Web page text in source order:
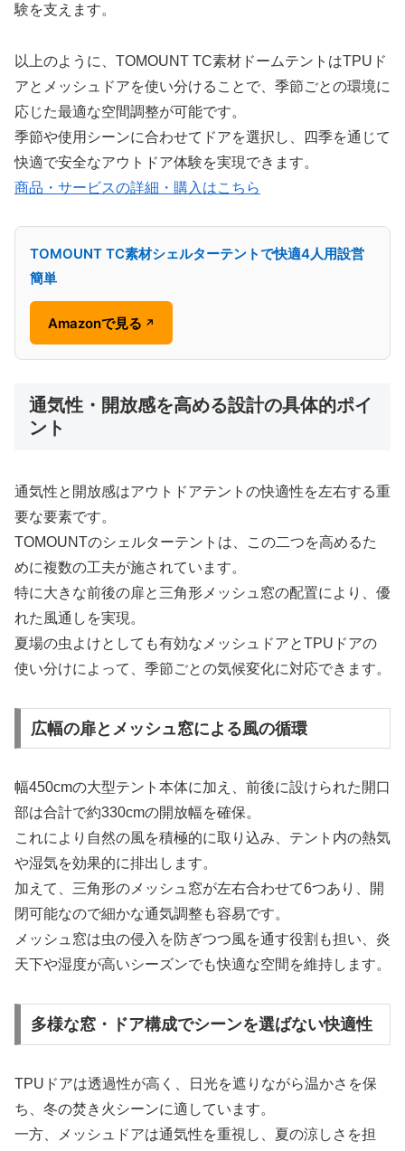
験を支えます。
以上のように、TOMOUNT TC素材ドームテントはTPUド
アとメッシュドアを使い分けることで、季節ごとの環境に
応じた最適な空間調整が可能です。
季節や使用シーンに合わせてドアを選択し、四季を通じて
快適で安全なアウトドア体験を実現できます。
商品・サービスの詳細・購入はこちら
TOMOUNT TC素材シェルターテントで快適4人用設営
簡単
Amazonで見る ↗
通気性・開放感を高める設計の具体的ポイ
ント
通気性と開放感はアウトドアテントの快適性を左右する重
要な要素です。
TOMOUNTのシェルターテントは、この二つを高めるた
めに複数の工夫が施されています。
特に大きな前後の扉と三角形メッシュ窓の配置により、優
れた風通しを実現。
夏場の虫よけとしても有効なメッシュドアとTPUドアの
使い分けによって、季節ごとの気候変化に対応できます。
広幅の扉とメッシュ窓による風の循環
幅450cmの大型テント本体に加え、前後に設けられた開口
部は合計で約330cmの開放幅を確保。
これにより自然の風を積極的に取り込み、テント内の熱気
や湿気を効果的に排出します。
加えて、三角形のメッシュ窓が左右合わせて6つあり、開
閉可能なので細かな通気調整も容易です。
メッシュ窓は虫の侵入を防ぎつつ風を通す役割も担い、炎
天下や湿度が高いシーズンでも快適な空間を維持します。
多様な窓・ドア構成でシーンを選ばない快適性
TPUドアは透過性が高く、日光を遮りながら温かさを保
ち、冬の焚き火シーンに適しています。
一方、メッシュドアは通気性を重視し、夏の涼しさを担